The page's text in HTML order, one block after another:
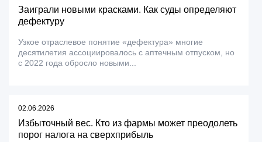
Заиграли новыми красками. Как суды определяют
дефектуру
Узкое отраслевое понятие «дефектура» многие
десятилетия ассоциировалось с аптечным отпуском, но
с 2022 года обросло новыми...
02.06.2026
Избыточный вес. Кто из фармы может преодолеть
порог налога на сверхприбыль